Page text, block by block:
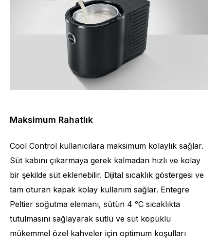
Maksimum Rahatlık
Cool Control kullanıcılara maksimum kolaylık sağlar.
Süt kabını çıkarmaya gerek kalmadan hızlı ve kolay
bir şekilde süt eklenebilir. Dijital sıcaklık göstergesi ve
tam oturan kapak kolay kullanım sağlar. Entegre
Peltier soğutma elemanı, sütün 4 °C sıcaklıkta
tutulmasını sağlayarak sütlü ve süt köpüklü
mükemmel özel kahveler için optimum koşulları